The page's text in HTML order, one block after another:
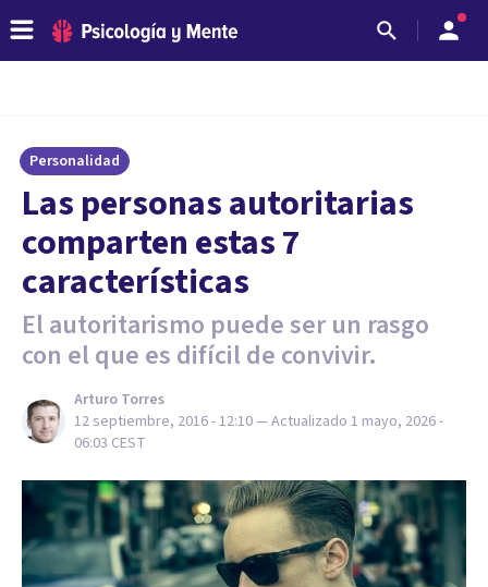
Personalidad
Las personas autoritarias
comparten estas 7
características
El autoritarismo puede ser un rasgo
con el que es difícil de convivir.
Arturo Torres
12 septiembre, 2016 - 12:10— Actualizado 1 mayo, 2026 -
06:03 CEST